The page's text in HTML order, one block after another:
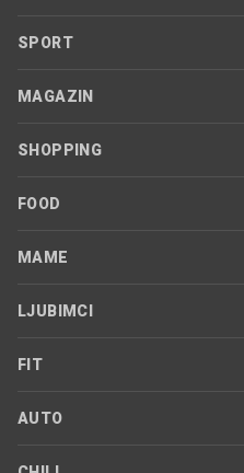
SPORT
MAGAZIN
SHOPPING
FOOD
MAME
LJUBIMCI
FIT
AUTO